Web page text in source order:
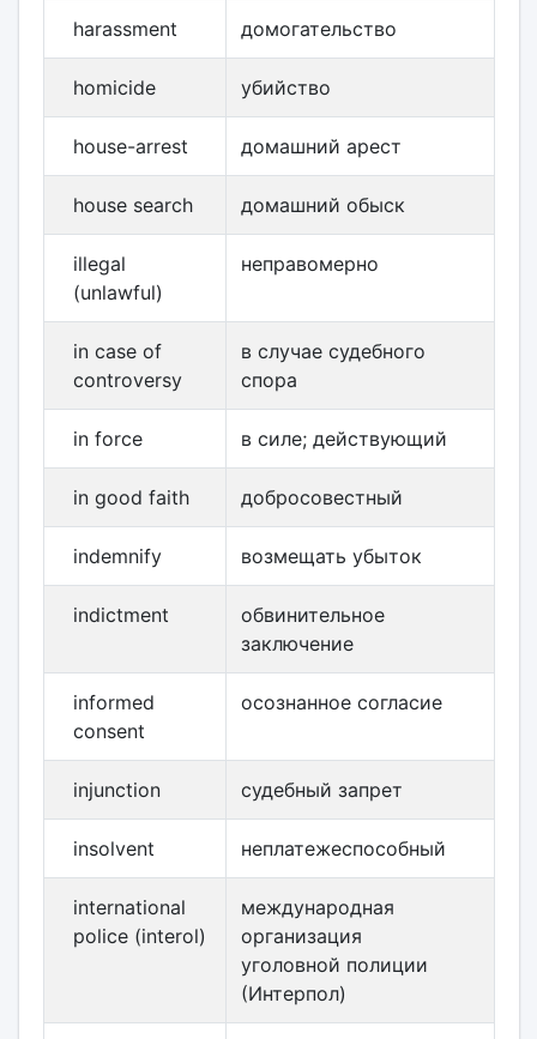
harassment домогательство
homicide убийство
house-arrest домашний арест
house search домашний обыск
illegal
(unlawful)
неправомерно
in case of
controversy
в случае судебного
спора
in force в силе; действующий
in good faith добросовестный
indemnify возмещать убыток
indictment
обвинительное
заключение
informed
consent
осознанное согласие
injunction судебный запрет
insolvent неплатежеспособный
international
police (interol)
международная
организация
уголовной полиции
(Интерпол)